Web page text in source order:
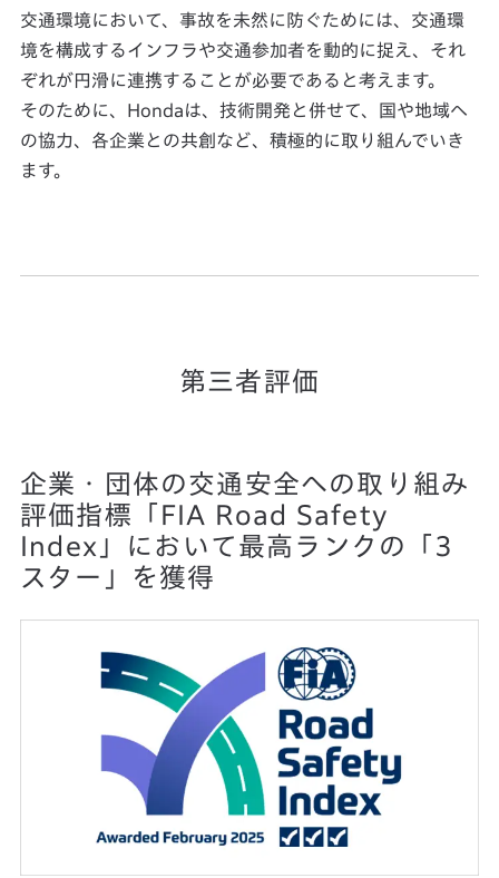
交通環境において、事故を未然に防ぐためには、交通環
境を構成するインフラや交通参加者を動的に捉え、それ
ぞれが円滑に連携することが必要であると考えます。
そのために、Hondaは、技術開発と併せて、国や地域へ
の協力、各企業との共創など、積極的に取り組んでいき
ます。
第三者評価
企業・団体の交通安全への取り組み
評価指標 「FIA Road Safety
Index」において最高ランクの「3
スター」を獲得